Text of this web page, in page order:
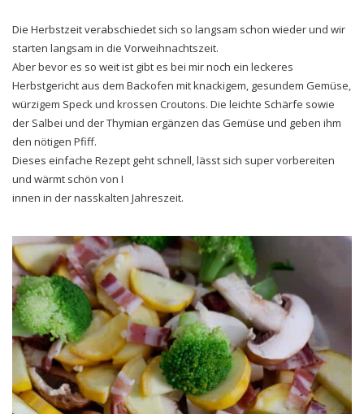
Die Herbstzeit verabschiedet sich so langsam schon wieder und wir
starten langsam in die Vorweihnachtszeit.
Aber bevor es so weit ist gibt es bei mir noch ein leckeres
Herbstgericht aus dem Backofen mit knackigem, gesundem Gemüse,
würzigem Speck und krossen Croutons. Die leichte Schärfe sowie
der Salbei und der Thymian ergänzen das Gemüse und geben ihm
den nötigen Pfiff.
Dieses einfache Rezept geht schnell, lässt sich super vorbereiten
und wärmt schön von I
innen in der nasskalten Jahreszeit.